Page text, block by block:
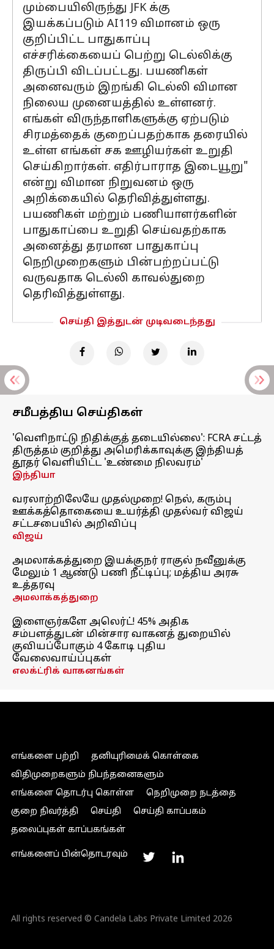
மும்பையிலிருந்து JFK க்கு
இயக்கப்படும் AI119 விமானம் ஒரு
குறிப்பிட்ட பாதுகாப்பு
எச்சரிக்கையைப் பெற்று டெல்லிக்கு
திருப்பி விடப்பட்டது. பயணிகள்
அனைவரும் இறங்கி டெல்லி விமான
நிலைய முனையத்தில் உள்ளனர்.
எங்கள் விருந்தாளிகளுக்கு ஏற்படும்
சிரமத்தைக் குறைப்பதற்காக தரையில்
உள்ள எங்கள் சக ஊழியர்கள் உறுதி
செய்கிறார்கள். எதிர்பாராத இடையூறு"
என்று விமான நிறுவனம் ஒரு
அறிக்கையில் தெரிவித்துள்ளது.
பயணிகள் மற்றும் பணியாளர்களின்
பாதுகாப்பை உறுதி செய்வதற்காக
அனைத்து தரமான பாதுகாப்பு
நெறிமுறைகளும் பின்பற்றப்பட்டு
வருவதாக டெல்லி காவல்துறை
தெரிவித்துள்ளது.
செய்தி இத்துடன் முடிவடைந்தது
சமீபத்திய செய்திகள்
'வெளிநாட்டு நிதிக்குத் தடையில்லை': FCRA சட்டத்
திருத்தம் குறித்து அமெரிக்காவுக்கு இந்தியத்
தூதர் வெளியிட்ட 'உண்மை நிலவரம்'
இந்தியா
வரலாற்றிலேயே முதல்முறை! நெல், கரும்பு
ஊக்கத்தொகையை உயர்த்தி முதல்வர் விஜய்
சட்டசபையில் அறிவிப்பு
விஜய்
அமலாக்கத்துறை இயக்குநர் ராகுல் நவீனுக்கு
மேலும் 1 ஆண்டு பணி நீட்டிப்பு; மத்திய அரசு
உத்தரவு
அமலாக்கத்துறை
இளைஞர்களே அலெர்ட்! 45% அதிக
சம்பளத்துடன் மின்சார வாகனத் துறையில்
குவியப்போகும் 4 கோடி புதிய
வேலைவாய்ப்புகள்
எலக்ட்ரிக் வாகனங்கள்
எங்களை பற்றி
தனியுரிமைக் கொள்கை
விதிமுறைகளும் நிபந்தனைகளும்
எங்களை தொடர்பு கொள்ள
நெறிமுறை நடத்தை
குறை நிவர்த்தி
செய்தி
செய்தி காப்பகம்
தலைப்புகள் காப்பகங்கள்
எங்களைப் பின்தொடரவும்
All rights reserved © Candela Labs Private Limited 2026